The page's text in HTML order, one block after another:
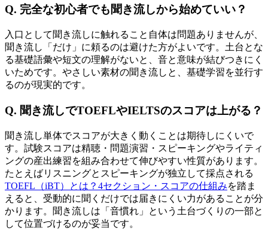
Q. 完全な初心者でも聞き流しから始めていい？
入口として聞き流しに触れること自体は問題ありませんが、
聞き流し「だけ」に頼るのは避けた方がよいです。土台とな
る基礎語彙や短文の理解がないと、音と意味が結びつきにく
いためです。やさしい素材の聞き流しと、基礎学習を並行す
るのが現実的です。
Q. 聞き流しでTOEFLやIELTSのスコアは上がる？
聞き流し単体でスコアが大きく動くことは期待しにくいで
す。試験スコアは精聴・問題演習・スピーキングやライティ
ングの産出練習を組み合わせて伸びやすい性質があります。
たとえばリスニングとスピーキングが独立して採点される
TOEFL（iBT）とは？4セクション・スコアの仕組みを踏ま
えると、受動的に聞くだけでは届きにくい力があることが分
かります。聞き流しは「音慣れ」という土台づくりの一部と
して位置づけるのが妥当です。